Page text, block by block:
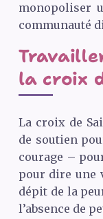
monopoliser
communauté
la croix
La croix de
de soutien
courage –
pour dire une
dépit de la
l’absence de